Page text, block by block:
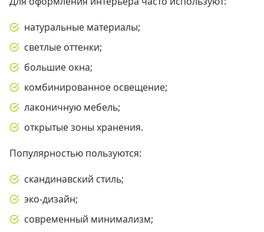
натуральные материалы;
светлые оттенки;
большие окна;
комбинированное освещение;
лаконичную мебель;
открытые зоны хранения.
Популярностью пользуются:
скандинавский стиль;
эко-дизайн;
современный минимализм;